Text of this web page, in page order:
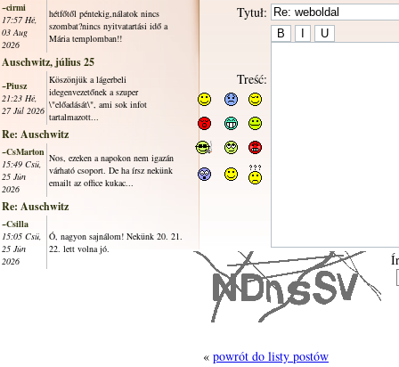
~cirmi
17:57 Hé,
03 Aug
2026
hétfőtől péntekig,nálatok nincs
szombat?nincs nyitvatartási idő a
Mária templomban!!
Auschwitz, július 25
~Piusz
21:23 Hé,
27 Júl 2026
Köszönjük a lágerbeli
idegenvezetőnek a szuper
\"előadását\", ami sok infot
tartalmazott...
Re: Auschwitz
~CsMarton
15:49 Csü,
25 Jún
2026
Nos, ezeken a napokon nem igazán
várható csoport. De ha írsz nekünk
emailt az office kukac...
Re: Auschwitz
~Csilla
15:05 Csü,
25 Jún
2026
Ó, nagyon sajnálom! Nekünk 20. 21.
22. lett volna jó.
Tytuł:
Treść:
« powrót do listy postów